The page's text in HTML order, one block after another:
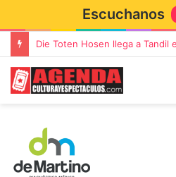
Escuchanos